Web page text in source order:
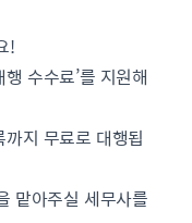
!
수수료’를 지원해
지 무료로 대행됩
맡아주실 세무사를